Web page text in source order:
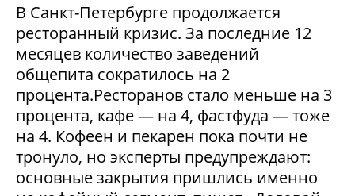
В Санкт-Петербурге продолжается
ресторанный кризис. За последние 12
месяцев количество заведений
общепита сократилось на 2
процента.Ресторанов стало меньше на 3
процента, кафе — на 4, фастфуда — тоже
на 4. Кофеен и пекарен пока почти не
тронуло, но эксперты предупреждают:
основные закрытия пришлись именно